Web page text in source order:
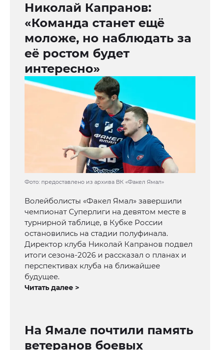
Николай Капранов:
«Команда станет ещё
моложе, но наблюдать за
её ростом будет
интересно»
Фото: предоставлено из архива ВК «Факел Ямал»
Волейболисты «Факел Ямал» завершили
чемпионат Суперлиги на девятом месте в
турнирной таблице, в Кубке России
остановились на стадии полуфинала.
Директор клуба Николай Капранов подвел
итоги сезона-2026 и рассказал о планах и
перспективах клуба на ближайшее
будущее.
Читать далее >
На Ямале почтили память
ветеранов боевых